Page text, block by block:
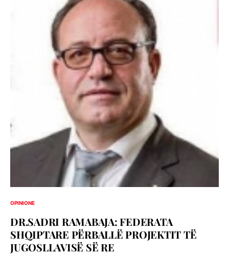
OPINIONE
DR.SADRI RAMABAJA: FEDERATA
SHQIPTARE PËRBALLË PROJEKTIT TË
JUGOSLLAVISË SË RE